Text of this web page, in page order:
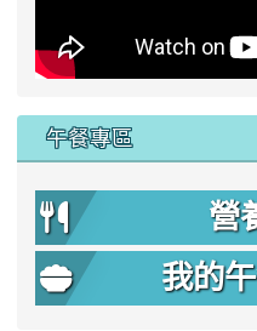
午餐專區
營
我的